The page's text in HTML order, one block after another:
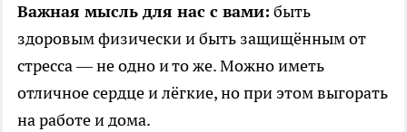
Важная мысль для нас с вами: быть
здоровым физически и быть защищённым от
стресса — не одно и то же. Можно иметь
отличное сердце и лёгкие, но при этом выгорать
на работе и дома.